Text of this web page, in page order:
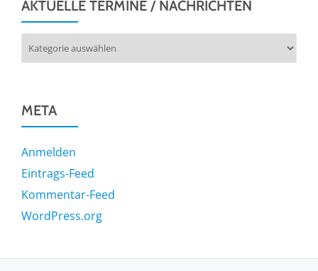
AKTUELLE TERMINE / NACHRICHTEN
Termine
META
Anmelden
Eintrags-Feed
Kommentar-Feed
WordPress.org